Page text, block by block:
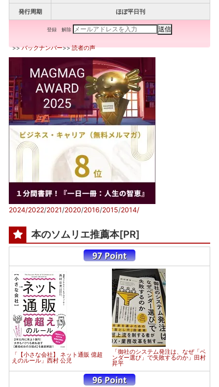
発行周期 ほぼ平日刊
登録 解除
>>バックナンバー>>読者の声
2024/2022/2021/2020/2016/2015/2014/
本のソムリエ推薦本[PR]
「【小さな会社】 ネット通販 億超
えのルール」西村 公児
「御社のシステム発注は、なぜ「ベ
ンダー選び」で失敗するのか」田村
昇平